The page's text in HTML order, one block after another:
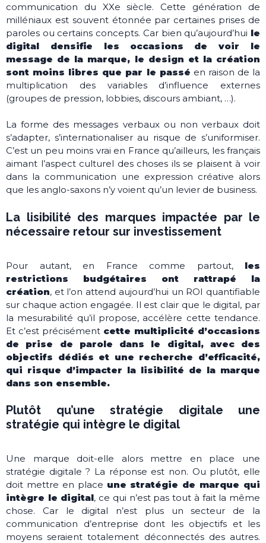
communication du XXe siècle. Cette génération de
milléniaux est souvent étonnée par certaines prises de
paroles ou certains concepts. Car bien qu’aujourd’hui le
digital densifie les occasions de voir le
message de la marque, le design et la création
sont moins libres que par le passé en raison de la
multiplication des variables d’influence externes
(groupes de pression, lobbies, discours ambiant, …).
La forme des messages verbaux ou non verbaux doit
s’adapter, s’internationaliser au risque de s’uniformiser.
C’est un peu moins vrai en France qu’ailleurs, les français
aimant l’aspect culturel des choses ils se plaisent à voir
dans la communication une expression créative alors
que les anglo-saxons n’y voient qu’un levier de business.
La lisibilité des marques impactée par le
nécessaire retour sur investissement
Pour autant, en France comme partout, les
restrictions budgétaires ont rattrapé la
création, et l’on attend aujourd’hui un ROI quantifiable
sur chaque action engagée. Il est clair que le digital, par
la mesurabilité qu’il propose, accélère cette tendance.
Et c’est précisément cette multiplicité d’occasions
de prise de parole dans le digital, avec des
objectifs dédiés et une recherche d’efficacité,
qui risque d’impacter la lisibilité de la marque
dans son ensemble.
Plutôt qu’une stratégie digitale une
stratégie qui intègre le digital
Une marque doit-elle alors mettre en place une
stratégie digitale ? La réponse est non. Ou plutôt, elle
doit mettre en place une stratégie de marque qui
intègre le digital, ce qui n’est pas tout à fait la même
chose. Car le digital n’est plus un secteur de la
communication d’entreprise dont les objectifs et les
moyens seraient totalement déconnectés des autres.